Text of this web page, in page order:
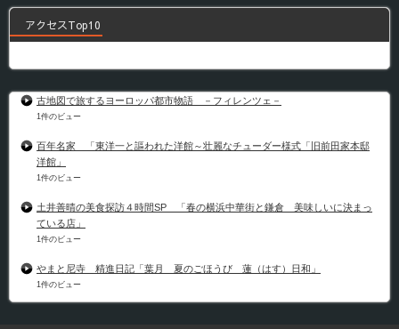
アクセスTop10
古地図で旅するヨーロッパ都市物語 －フィレンツェ－
1件のビュー
百年名家 「東洋一と謳われた洋館～壮麗なチューダー様式「旧前田家本邸
洋館」
1件のビュー
土井善晴の美食探訪４時間SP 「春の横浜中華街と鎌倉 美味しいに決まっ
ている店」
1件のビュー
やまと尼寺 精進日記「葉月 夏のごほうび 蓮（はす）日和」
1件のビュー